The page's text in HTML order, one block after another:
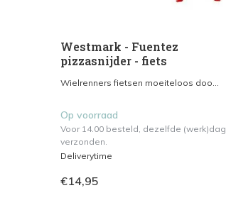
Westmark - Fuentez
pizzasnijder - fiets
Wielrenners fietsen moeiteloos doo...
Op voorraad
Voor 14.00 besteld, dezelfde (werk)dag
verzonden.
Deliverytime
€14,95